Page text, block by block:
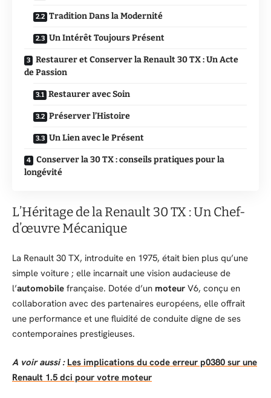
Tradition Dans la Modernité
Un Intérêt Toujours Présent
Restaurer et Conserver la Renault 30 TX : Un Acte
de Passion
Restaurer avec Soin
Préserver l’Histoire
Un Lien avec le Présent
Conserver la 30 TX : conseils pratiques pour la
longévité
L’Héritage de la Renault 30 TX : Un Chef-
d’œuvre Mécanique
La Renault 30 TX, introduite en 1975, était bien plus qu’une
simple voiture ; elle incarnait une vision audacieuse de
l’automobile française. Dotée d’un moteur V6, conçu en
collaboration avec des partenaires européens, elle offrait
une performance et une fluidité de conduite digne de ses
contemporaines prestigieuses.
A voir aussi : Les implications du code erreur p0380 sur une
Renault 1.5 dci pour votre moteur